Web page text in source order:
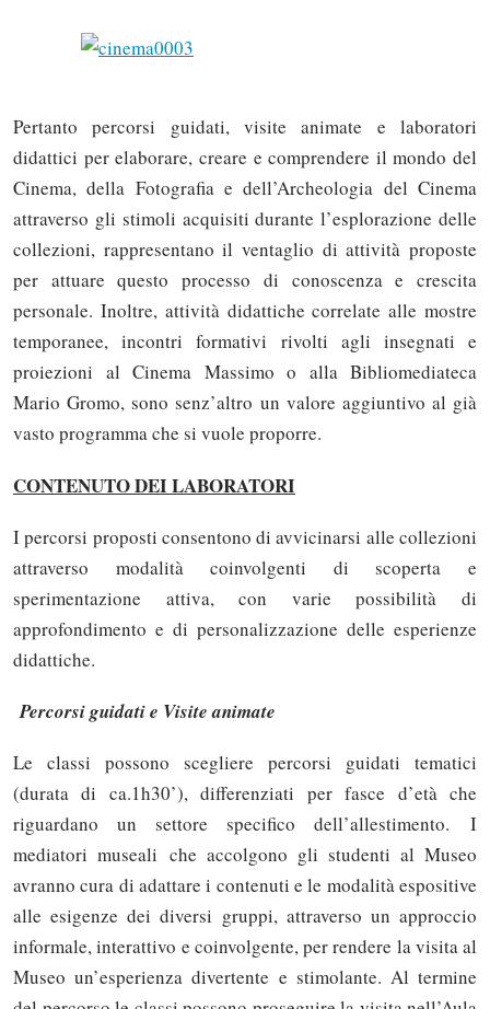
Pertanto percorsi guidati, visite animate e laboratori
didattici per elaborare, creare e comprendere il mondo del
Cinema, della Fotografia e dell’Archeologia del Cinema
attraverso gli stimoli acquisiti durante l’esplorazione delle
collezioni, rappresentano il ventaglio di attività proposte
per attuare questo processo di conoscenza e crescita
personale. Inoltre, attività didattiche correlate alle mostre
temporanee, incontri formativi rivolti agli insegnati e
proiezioni al Cinema Massimo o alla Bibliomediateca
Mario Gromo, sono senz’altro un valore aggiuntivo al già
vasto programma che si vuole proporre.
CONTENUTO DEI LABORATORI
I percorsi proposti consentono di avvicinarsi alle collezioni
attraverso modalità coinvolgenti di scoperta e
sperimentazione attiva, con varie possibilità di
approfondimento e di personalizzazione delle esperienze
didattiche.
Percorsi guidati e Visite animate
Le classi possono scegliere percorsi guidati tematici
(durata di ca.1h30’), differenziati per fasce d’età che
riguardano un settore specifico dell’allestimento. I
mediatori museali che accolgono gli studenti al Museo
avranno cura di adattare i contenuti e le modalità espositive
alle esigenze dei diversi gruppi, attraverso un approccio
informale, interattivo e coinvolgente, per rendere la visita al
Museo un’esperienza divertente e stimolante. Al termine